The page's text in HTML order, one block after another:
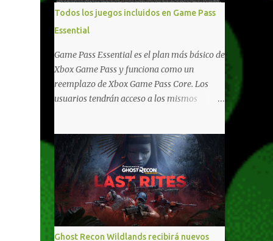
por acá . ¿Aún necesitas una mano con las
compras? Tenemos un tutorial extenso o en
vídeo para que se quiten todas las dudas
generales de cómo hacer compras en Xbox .
Podes consultar un listado más completo de
promociones desde xbox.com. El post puede
tener actualizaciones regulares o cambios
- México Ofertas - Estados Unidos Ofertas -
España Todas las ofertas de Xbox One
también aplican a Xbox Series, a excepción
de los jue...
Todos los juegos incluidos en Game Pass
Essential
Game Pass Essential es el plan más básico de
Xbox Game Pass y funciona como un
reemplazo de Xbox Game Pass Core. Los
usuarios tendrán acceso a los mismos
adicionales que fueron anunciados
recientemente. Essential incluirá como
novedades una serie de ventajas para
diferentes juegos free to play que están en
Xbox y PC, que van desde skins, desbloqueo
de personajes, paquetes de armas hasta
emotes, monedas virtuales y más para
Ghost Recon Wildlands recibirá nuevos